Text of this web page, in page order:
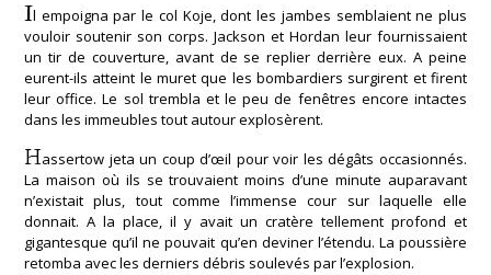
Il empoigna par le col Koje, dont les jambes semblaient ne plus
vouloir soutenir son corps. Jackson et Hordan leur fournissaient
un tir de couverture, avant de se replier derrière eux. A peine
eurent-ils atteint le muret que les bombardiers surgirent et firent
leur office. Le sol trembla et le peu de fenêtres encore intactes
dans les immeubles tout autour explosèrent.
Hassertow jeta un coup d’œil pour voir les dégâts occasionnés.
La maison où ils se trouvaient moins d’une minute auparavant
n’existait plus, tout comme l’immense cour sur laquelle elle
donnait. A la place, il y avait un cratère tellement profond et
gigantesque qu’il ne pouvait qu’en deviner l’étendu. La poussière
retomba avec les derniers débris soulevés par l’explosion.